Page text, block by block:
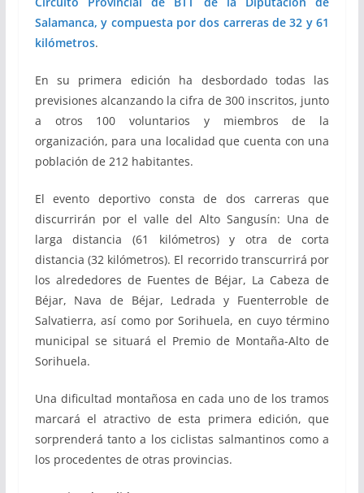
Salamanca, y compuesta por dos carreras de 32 y 61
kilómetros.
En su primera edición ha desbordado todas las
previsiones alcanzando la cifra de 300 inscritos, junto
a otros 100 voluntarios y miembros de la
organización, para una localidad que cuenta con una
población de 212 habitantes.
El evento deportivo consta de dos carreras que
discurrirán por el valle del Alto Sangusín: Una de
larga distancia (61 kilómetros) y otra de corta
distancia (32 kilómetros). El recorrido transcurrirá por
los alrededores de Fuentes de Béjar, La Cabeza de
Béjar, Nava de Béjar, Ledrada y Fuenterroble de
Salvatierra, así como por Sorihuela, en cuyo término
municipal se situará el Premio de Montaña-Alto de
Sorihuela.
Una dificultad montañosa en cada uno de los tramos
marcará el atractivo de esta primera edición, que
sorprenderá tanto a los ciclistas salmantinos como a
los procedentes de otras provincias.